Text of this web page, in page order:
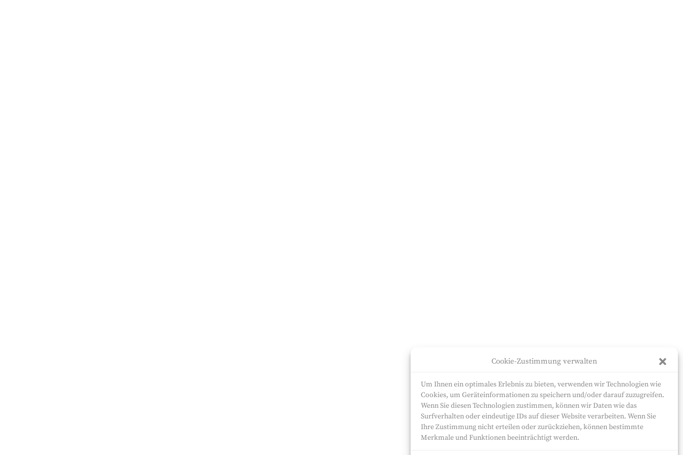
Cookie-Zustimmung verwalten
Um Ihnen ein optimales Erlebnis zu bieten, verwenden wir Technologien wie
Cookies, um Geräteinformationen zu speichern und/oder darauf zuzugreifen.
Wenn Sie diesen Technologien zustimmen, können wir Daten wie das
Surfverhalten oder eindeutige IDs auf dieser Website verarbeiten. Wenn Sie
Ihre Zustimmung nicht erteilen oder zurückziehen, können bestimmte
Merkmale und Funktionen beeinträchtigt werden.